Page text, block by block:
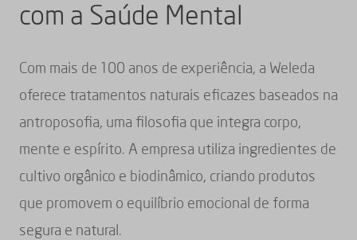
com a Saúde Mental
Com mais de 100 anos de experiência, a Weleda
oferece tratamentos naturais eficazes baseados na
antroposofia, uma filosofia que integra corpo,
mente e espírito. A empresa utiliza ingredientes de
cultivo orgânico e biodinâmico, criando produtos
que promovem o equilíbrio emocional de forma
segura e natural.